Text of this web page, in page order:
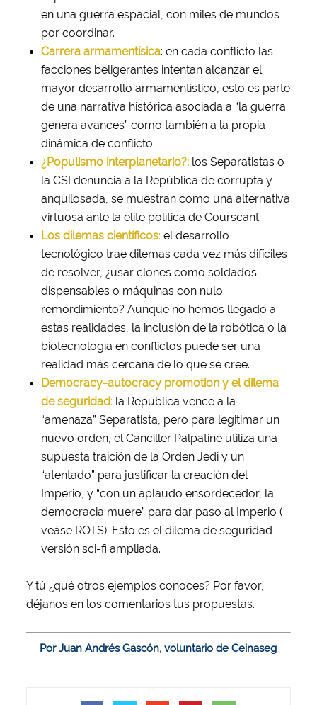
en una guerra espacial, con miles de mundos
por coordinar.
Carrera armamentísica: en cada conflicto las
facciones beligerantes intentan alcanzar el
mayor desarrollo armamentístico, esto es parte
de una narrativa histórica asociada a “la guerra
genera avances” como también a la propia
dinámica de conflicto.
¿Populismo interplanetario?:los Separatistas o
la CSI denuncia a la República de corrupta y
anquilosada, se muestran como una alternativa
virtuosa ante la élite política de Courscant.
Los dilemas científicos: el desarrollo
tecnológico trae dilemas cada vez más difíciles
de resolver, ¿usar clones como soldados
dispensables o máquinas con nulo
remordimiento? Aunque no hemos llegado a
estas realidades, la inclusión de la robótica o la
biotecnología en conflictos puede ser una
realidad más cercana de lo que se cree.
Democracy-autocracy promotion y el dilema
de seguridad: la República vence a la
“amenaza” Separatista, pero para legitimar un
nuevo orden, el Canciller Palpatine utiliza una
supuesta traición de la Orden Jedi y un
“atentado” para justificar la creación del
Imperio, y “con un aplaudo ensordecedor, la
democracia muere” para dar paso al Imperio (
veáse ROTS). Esto es el dilema de seguridad
versión sci-fi ampliada.
Y tú ¿qué otros ejemplos conoces? Por favor,
déjanos en los comentarios tus propuestas.
Por Juan Andrés Gascón, voluntario de Ceinaseg